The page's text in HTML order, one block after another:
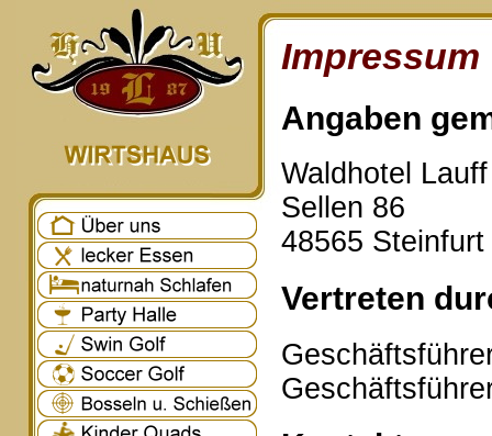
Impressum
Angaben
Waldhotel
Sellen 86
48565 Steinfurt
Vertreten